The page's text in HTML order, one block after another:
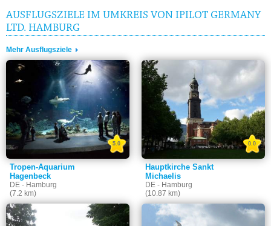
AUSFLUGSZIELE IM UMKREIS VON IPILOT GERMANY
LTD. HAMBURG
Mehr Ausflugsziele
Tropen-Aquarium
Hagenbeck
DE - Hamburg
(7.2 km)
5.0
Hauptkirche Sankt
Michaelis
DE - Hamburg
(10.87 km)
0.0